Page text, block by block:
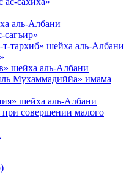
аль-Албани
сагъир»
т-тархиб» шейха аль-Албани
шейха аль-Албани
Мухаммадиййа» имама
шейха аль-Албани
совершении малого